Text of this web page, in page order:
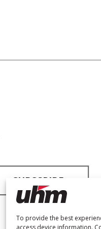
To provide the best
access device information.